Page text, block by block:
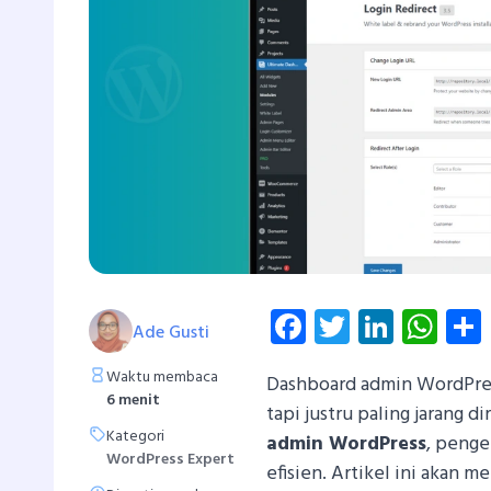
Ade Gusti
Waktu membaca
6 menit
Kategori
WordPress Expert
Facebook
Twitter
Dashboard admin
tapi justru paling jarang
admin WordPress,
efisien. Artikel ini akan